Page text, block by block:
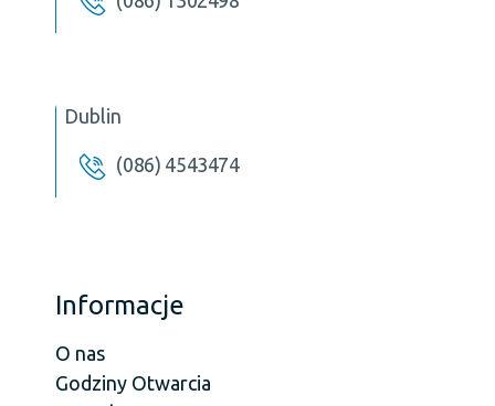
Dublin
(086) 4543474
Informacje
O nas
Godziny Otwarcia